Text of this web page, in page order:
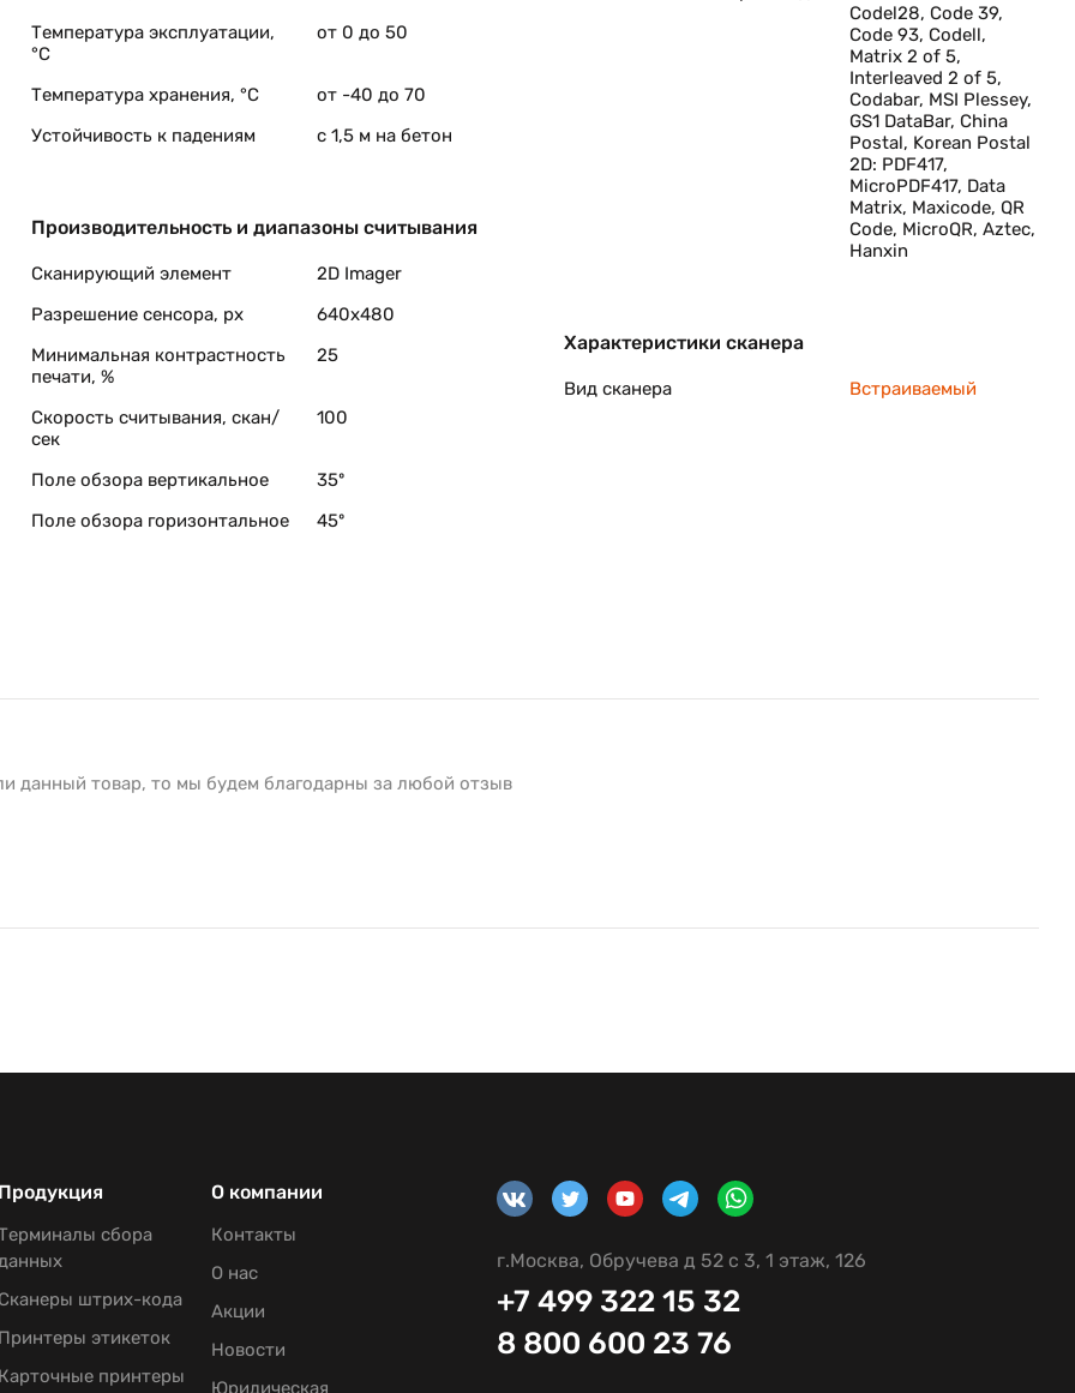
Температура эксплуатации,
°C
от 0 до 50
Температура хранения, °C
от -40 до 70
Устойчивость к падениям
с 1,5 м на бетон
Производительность и диапазоны считывания
Сканирующий элемент
2D Imager
Разрешение сенсора, px
640x480
Минимальная контрастность
печати, %
25
Скорость считывания, скан/
сек
100
Поле обзора вертикальное
35º
Поле обзора горизонтальное
45º
Codel28, Code 39,
Code 93, Codell,
Matrix 2 of 5,
Interleaved 2 of 5,
Codabar, MSI Plessey,
GS1 DataBar, China
Postal, Korean Postal
2D: PDF417,
MicroPDF417, Data
Matrix, Maxicode, QR
Code, MicroQR, Aztec,
Hanxin
Характеристики сканера
Вид сканера Встраиваемый
данный товар, то мы будем благодарны за любой отзыв
Продукция
сбора
Сканеры штрих-кода
Принтеры этикеток
Карточные принтеры
О компании
Контакты
О нас
Акции
Новости
Юридическая
г.Москва, Обручева д 52 с 3, 1 этаж, 126
+7 499 322 15 32
8 800 600 23 76